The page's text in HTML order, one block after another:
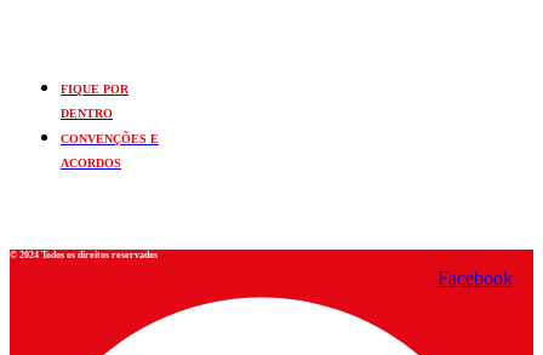
FIQUE POR
DENTRO
CONVENÇÕES E
ACORDOS
© 2024 Todos os direitos reservados
Facebook